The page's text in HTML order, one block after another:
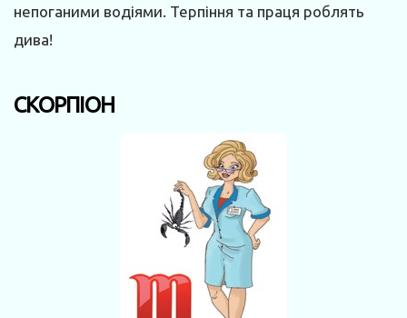
непоганими водіями. Терпіння та праця роблять
дива!
СКОРПІОН